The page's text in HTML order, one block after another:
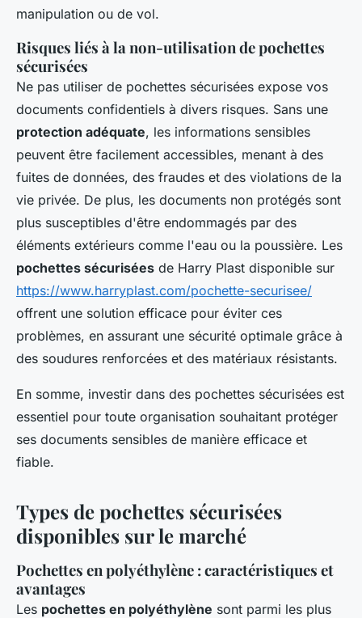
manipulation ou de vol.
Risques liés à la non-utilisation de pochettes
sécurisées
Ne pas utiliser de pochettes sécurisées expose vos
documents confidentiels à divers risques. Sans une
protection adéquate, les informations sensibles
peuvent être facilement accessibles, menant à des
fuites de données, des fraudes et des violations de la
vie privée. De plus, les documents non protégés sont
plus susceptibles d'être endommagés par des
éléments extérieurs comme l'eau ou la poussière. Les
pochettes sécurisées de Harry Plast disponible sur
https://www.harryplast.com/pochette-securisee/
offrent une solution efficace pour éviter ces
problèmes, en assurant une sécurité optimale grâce à
des soudures renforcées et des matériaux résistants.
En somme, investir dans des pochettes sécurisées est
essentiel pour toute organisation souhaitant protéger
ses documents sensibles de manière efficace et
fiable.
Types de pochettes sécurisées
disponibles sur le marché
Pochettes en polyéthylène : caractéristiques et
avantages
Les pochettes en polyéthylène sont parmi les plus